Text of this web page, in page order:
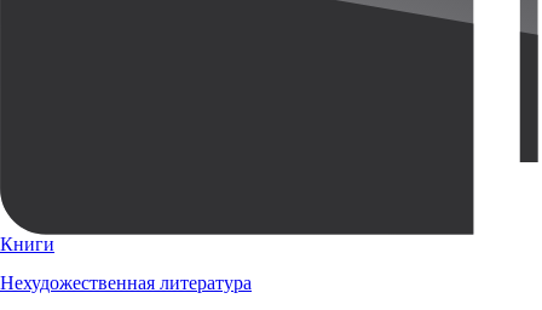
Книги
Нехудожественная литература